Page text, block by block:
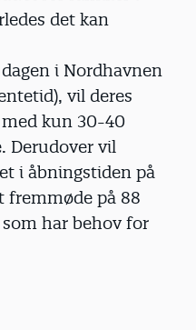
det kan
i Nordhavnen
vil deres
kun 30-40
Derudover vil
i åbningstiden på
fremmøde på 88
har behov for